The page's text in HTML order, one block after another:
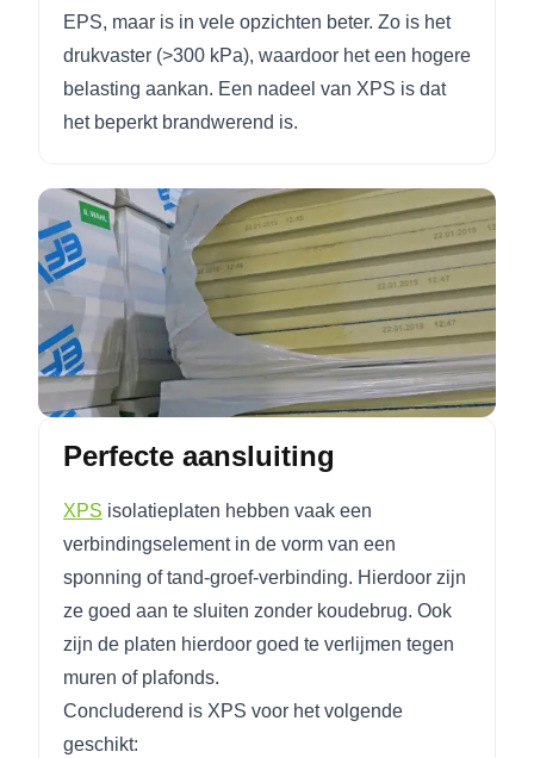
EPS, maar is in vele opzichten beter. Zo is het
drukvaster (>300 kPa), waardoor het een hogere
belasting aankan. Een nadeel van XPS is dat
het beperkt brandwerend is.
Perfecte aansluiting
XPS isolatieplaten hebben vaak een
verbindingselement in de vorm van een
sponning of tand-groef-verbinding. Hierdoor zijn
ze goed aan te sluiten zonder koudebrug. Ook
zijn de platen hierdoor goed te verlijmen tegen
muren of plafonds.
Concluderend is XPS voor het volgende
geschikt: